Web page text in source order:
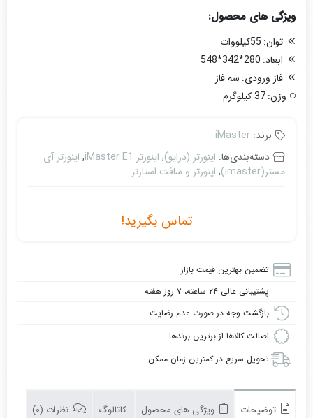
ویژگی های محصول:
توان: 55کیلووات
ابعاد: 280*342*548
فاز ورودی: سه فاز
وزن:37 کیلوگرم
برند: iMaster
دسته‌بندی‌ها: اینورتر (درایو), اینورتر iMaster E1 , اینورتر آی
مستر(imaster)
, اینورتر و سافت استارتر
تماس بگیرید!
تضمین بهترین قیمت بازار
پشتیبانی عالی ۲۴ ساعته، ۷ روز هفته
بازگشت وجه در صورت عدم رضایت
اصالت کالاها از برترین برندها
تحویل سریع در کمترین زمان ممکن
توضیحات ویژگی های محصول کاتالوگ نظرات (0)